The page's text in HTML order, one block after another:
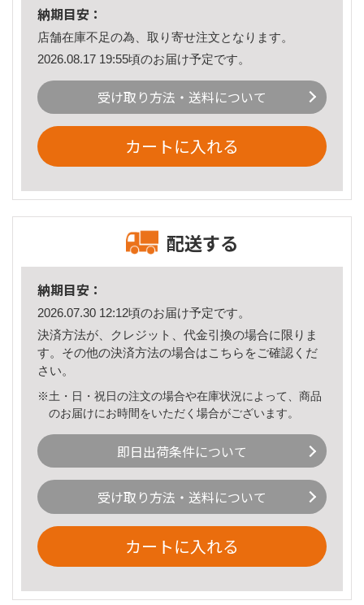
納期目安：
店舗在庫不足の為、取り寄せ注文となります。
2026.08.17 19:55頃のお届け予定です。
受け取り方法・送料について
カートに入れる
配送する
納期目安：
2026.07.30 12:12頃のお届け予定です。
決済方法が、クレジット、代金引換の場合に限りま
す。その他の決済方法の場合はこちら をご確認くだ
さい。
※土・日・祝日の注文の場合や在庫状況によって、商品
のお届けにお時間をいただく場合がございます。
即日出荷条件について
受け取り方法・送料について
カートに入れる